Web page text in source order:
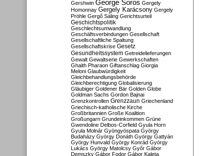
Gershwin George Soros Gergely
Homonnay Gergely Karácsony Gergely
Pröhle Gergő Sáling Gerichtsurteil
Geschichtspolitik
Geschlechtsumwandlung
Geschäftsverbindungen Gesellschaft
Gesellschaftliche Spaltung
Gesellschaftskrise Gesetz
Gesundheitssystem Getreidelieferungen
Gewalt Gewaltserie Gewerkschaften
Ghaith Pharaon Giftanschlag Giorgia
Meloni Glaubwürdigkeit
Gleichbehandlungsbehörde
Gleichberechtigung Globalisierung
Gläubiger Goldener Bär Golden Globe
Goldman Sachs Gordon Bajnai
Grenzkontrollen Grenzzaun Griechenland
Griechisch-katholische Kirche
Großbritannien Große Koalition
Großungarn Grundeinkommen Grüne
Gwendoline Delbos-Corfield Gyula Horn
Gyula Molnár Gyöngyöspata György
Budaházy György Donáth György Gattyán
György Hunvald György Konrád György
Lukács György Matolcsy Győr Gábor
Demszky Gábor Fodor Gábor Kaleta